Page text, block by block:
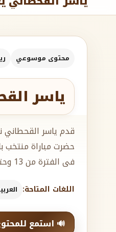
محتوى موسوعي
ياسر
قدم ياسر القحطاني
حضرت مباراة منتخب
فى الفترة من 13 وحتي 26 من الشهر الجاري. وأبدي ا
اللغات المتاحة:
🔊 استمع